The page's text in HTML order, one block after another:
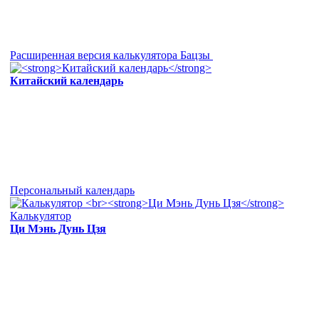
Расширенная версия калькулятора Бацзы
Китайский календарь
Персональный календарь
Калькулятор
Ци Мэнь Дунь Цзя